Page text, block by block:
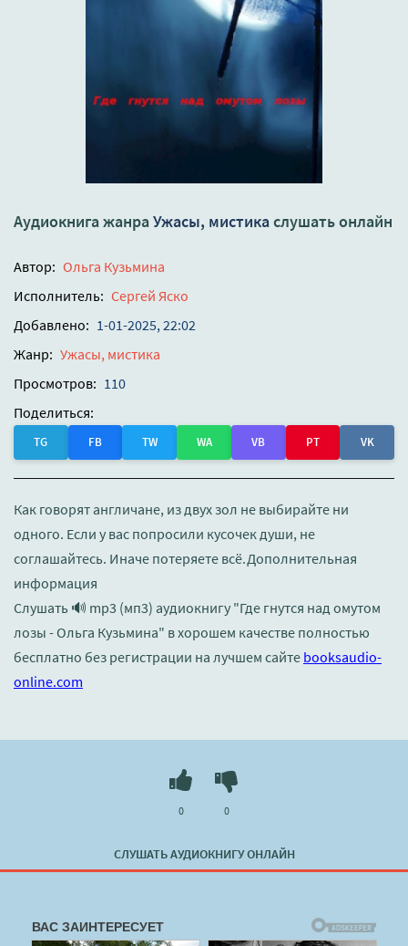
Аудиокнига жанра Ужасы, мистикаслушать онлайн
Автор: Ольга Кузьмина
Исполнитель: Сергей Яско
Добавлено: 1-01-2025, 22:02
Жанр: Ужасы, мистика
Просмотров: 110
Поделиться:
TG FB TW WA VB PT VK
Как говорят англичане, из двух зол не выбирайте ни
одного. Если у вас попросили кусочек души, не
соглашайтесь. Иначе потеряете всё.Дополнительная
информация
Слушать 🔊 mp3 (мп3) аудиокнигу "Где гнутся над омутом
лозы - Ольга Кузьмина" в хорошем качестве полностью
бесплатно без регистрации на лучшем сайте booksaudio-
online.com
СЛУШАТЬ АУДИОКНИГУ ОНЛАЙН
0 0